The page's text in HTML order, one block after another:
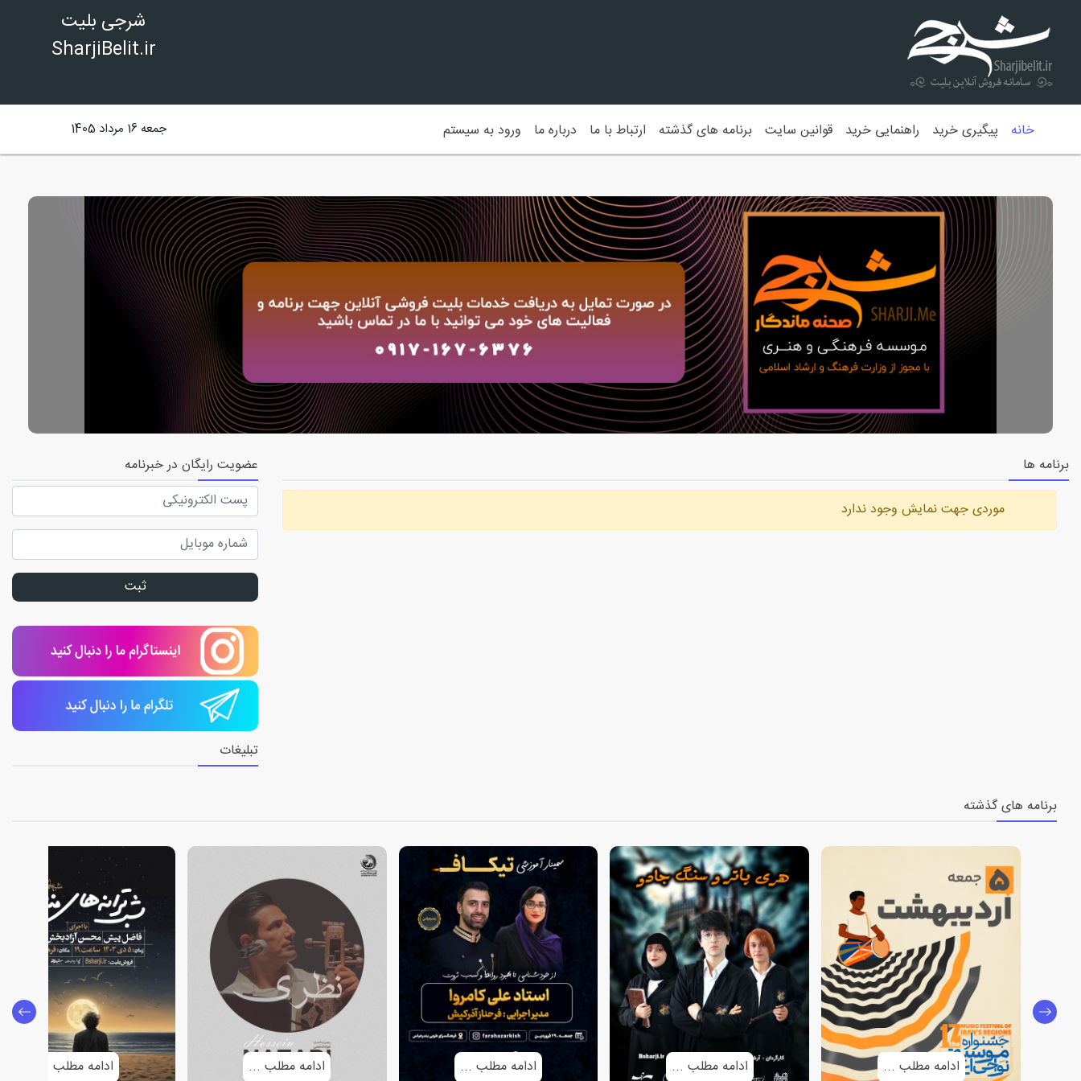
شرجی بلیت
SharjiBelit.ir
خانه پیگیری خرید راهنمایی خرید قوانین سایت برنامه های گذشته ارتباط با ما درباره ما ورود به سیستم جمعه 16 مرداد 1405
برنامه ها
موردی جهت نمایش وجود ندارد
عضویت رایگان در خبرنامه
تبلیغات
برنامه های گذشته
ادامه مطلب ... ادامه مطلب ... ادامه مطلب ... ادامه مطلب ... ادامه مطلب ...